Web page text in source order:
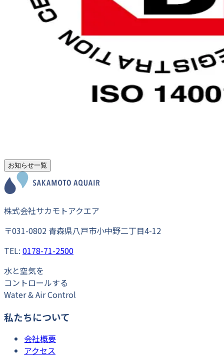
お知らせ一覧
株式会社サカモトアクエア
〒031-0802 青森県八戸市小中野二丁目4-12
TEL: 0178-71-2500
水と空気を
コントロールする
Water & Air Control
私たちについて
会社概要
アクセス